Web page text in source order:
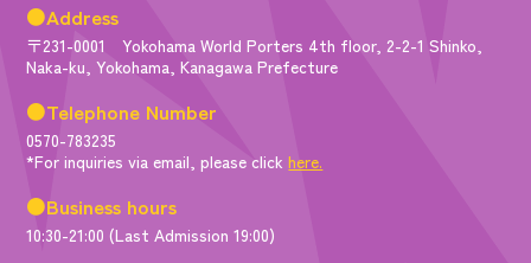
●Address
〒231-0001 Yokohama World Porters 4th floor, 2-2-1 Shinko,
Naka-ku, Yokohama, Kanagawa Prefecture
●Telephone Number
0570-783235
*For inquiries via email, please clickhere.
●Business hours
10:30-21:00 (Last Admission 19:00)